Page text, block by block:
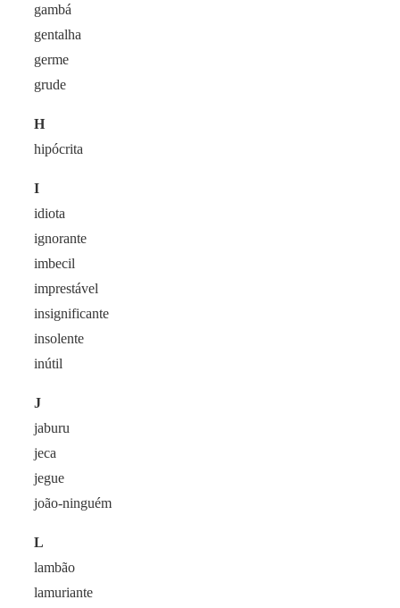
gambá
gentalha
germe
grude
H
hipócrita
I
idiota
ignorante
imbecil
imprestável
insignificante
insolente
inútil
J
jaburu
jeca
jegue
joão-ninguém
L
lambão
lamuriante